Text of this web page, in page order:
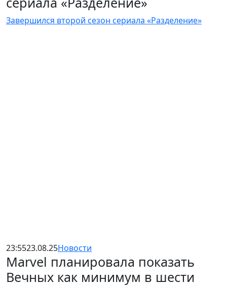
Завершился второй сезон сериала «Разделение»
23:5523.08.25Новости
Marvel планировала показать
Вечных как минимум в шести